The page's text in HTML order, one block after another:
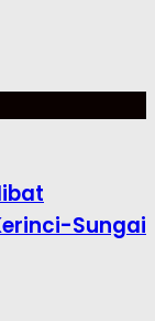
Sungai